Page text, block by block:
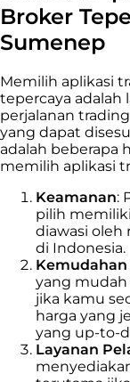
Broker
Sumenep
Memilih aplikasi
tepercaya
perjalanan
yang dapat
adalah beberapa
memilih aplikasi
Keamanan:
pilih
diawasi oleh
di Indonesia.
yang
jika kamu
harga yang
yang up-to-
Layanan